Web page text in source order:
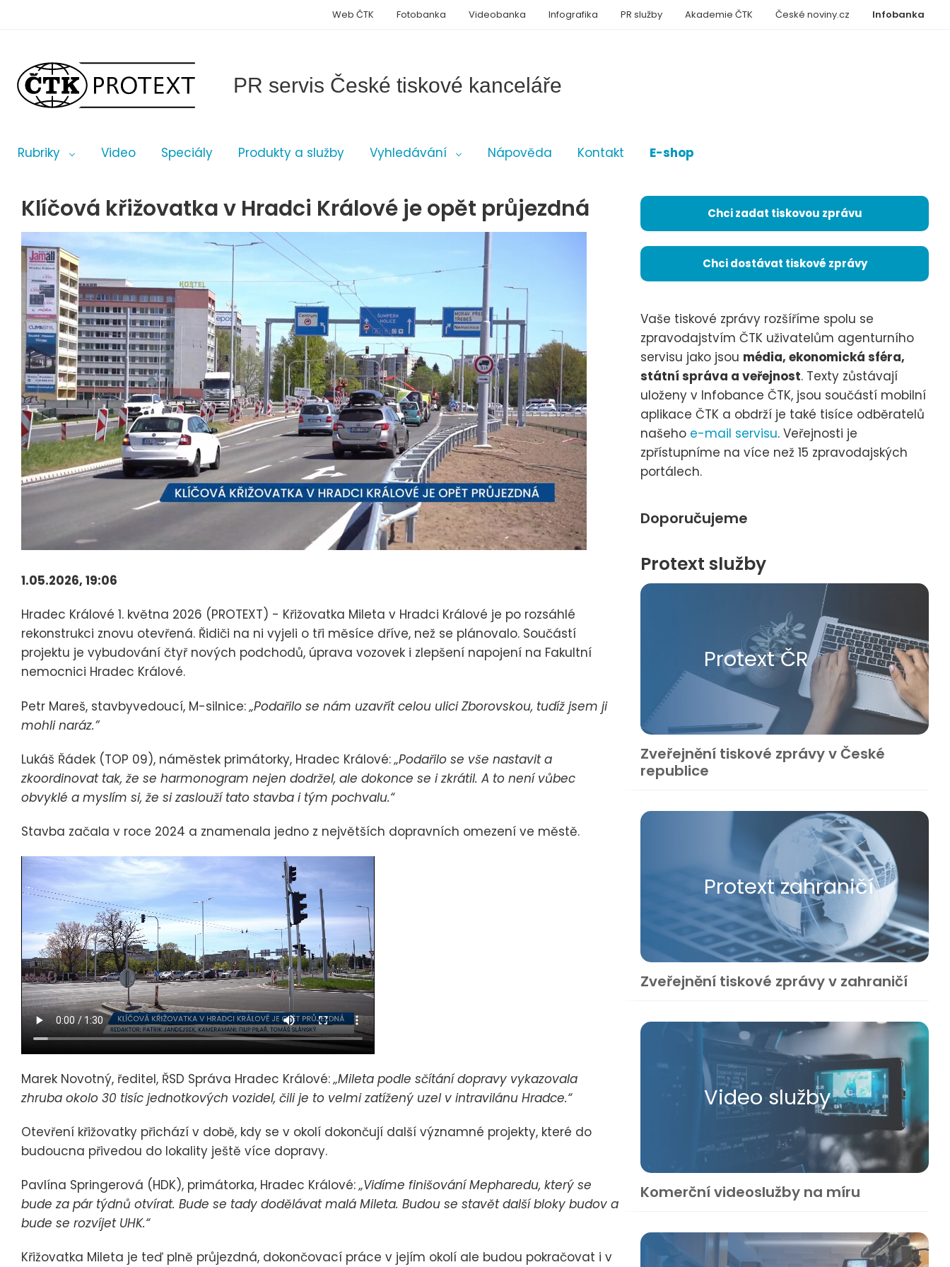
PR servis České tiskové kanceláře
Rubriky Video Speciály Produkty a služby Vyhledávání Nápověda Kontakt E-shop
Infobanka
Web ČTK Fotobanka Videobanka Infografika PR služby Akademie ČTK České noviny.cz
Klíčová křižovatka v Hradci Králové je opět průjezdná
1.05.2026, 19:06
Hradec Králové 1. května 2026 (PROTEXT) - Křižovatka Mileta v Hradci Králové je po rozsáhlé
rekonstrukci znovu otevřená. Řidiči na ni vyjeli o tři měsíce dříve, než se plánovalo. Součástí
projektu je vybudování čtyř nových podchodů, úprava vozovek i zlepšení napojení na Fakultní
nemocnici Hradec Králové.
Petr Mareš, stavbyvedoucí, M-silnice:„Podařilo se nám uzavřít celou ulici Zborovskou, tudíž jsem ji
mohli naráz.”
Lukáš Řádek (TOP 09), náměstek primátorky, Hradec Králové:„Podařilo se vše nastavit a
zkoordinovat tak, že se harmonogram nejen dodržel, ale dokonce se i zkrátil. A to není vůbec
obvyklé a myslím si, že si zaslouží tato stavba i tým pochvalu.“
Stavba začala v roce 2024 a znamenala jedno z největších dopravních omezení ve městě.
Marek Novotný, ředitel, ŘSD Správa Hradec Králové:„Mileta podle sčítání dopravy vykazovala
zhruba okolo 30 tisíc jednotkových vozidel, čili je to velmi zatížený uzel v intravilánu Hradce.“
Otevření křižovatky přichází v době, kdy se v okolí dokončují další významné projekty, které do
budoucna přivedou do lokality ještě více dopravy.
Pavlína Springerová (HDK), primátorka, Hradec Králové:„Vidíme finišování Mepharedu, který se
bude za pár týdnů otvírat. Bude se tady dodělávat malá Mileta. Budou se stavět další bloky budov a
bude se rozvíjet UHK.“
Křižovatka Mileta je teď plně průjezdná, dokončovací práce v jejím okolí ale budou pokračovat i v
Chci zadat tiskovou zprávu
Chci dostávat tiskové zprávy
Vaše tiskové zprávy rozšíříme spolu se
zpravodajstvím ČTK uživatelům agenturního
servisu jako jsou média, ekonomická sféra,
státní správa a veřejnost. Texty zůstávají
uloženy v Infobance ČTK, jsou součástí mobilní
aplikace ČTK a obdrží je také tisíce odběratelů
našeho e-mail servisu. Veřejnosti je
zpřístupníme na více než 15 zpravodajských
portálech.
Doporučujeme
Protext služby
Protext ČR
Zveřejnění tiskové zprávy v České
republice
Protext zahraničí
Zveřejnění tiskové zprávy v zahraničí
Video služby
Komerční videoslužby na míru